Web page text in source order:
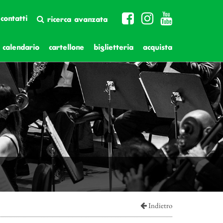
contatti ricerca avanzata
calendario cartellone biglietteria acquista
Indietro